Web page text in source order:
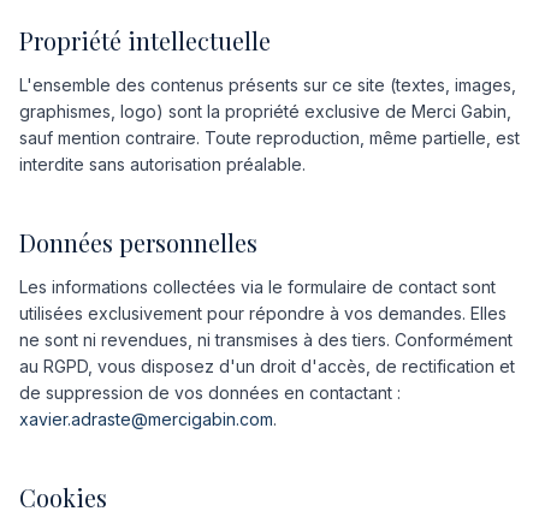
Propriété intellectuelle
L'ensemble des contenus présents sur ce site (textes, images,
graphismes, logo) sont la propriété exclusive de Merci Gabin,
sauf mention contraire. Toute reproduction, même partielle, est
interdite sans autorisation préalable.
Données personnelles
Les informations collectées via le formulaire de contact sont
utilisées exclusivement pour répondre à vos demandes. Elles
ne sont ni revendues, ni transmises à des tiers. Conformément
au RGPD, vous disposez d'un droit d'accès, de rectification et
de suppression de vos données en contactant :
xavier.adraste@mercigabin.com.
Cookies